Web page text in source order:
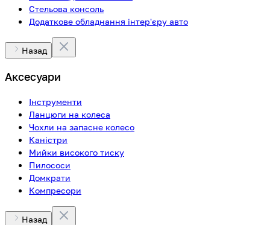
Стельова консоль
Додаткове обладнання інтер'єру авто
Назад
Аксесуари
Інструменти
Ланцюги на колеса
Чохли на запасне колесо
Каністри
Мийки високого тиску
Пилососи
Домкрати
Компресори
Назад